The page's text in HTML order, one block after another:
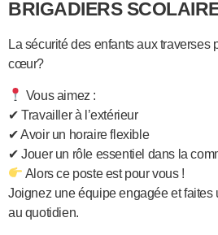
BRIGADIERS
La sécurité des enfants aux traverses
cœur?
Vous aimez :
✔ Travailler à l’extérieur
✔ Avoir un horaire flexible
✔ Jouer un rôle essentiel dans la
Alors ce poste est pour vous !
Joignez une équipe engagée et faites
au quotidien.